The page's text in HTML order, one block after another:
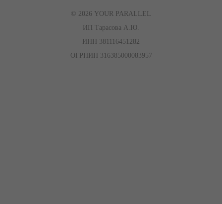
© 2026 YOUR PARALLEL
ИП Тарасова А.Ю.
ИНН 381116451282
ОГРНИП 316385000083957